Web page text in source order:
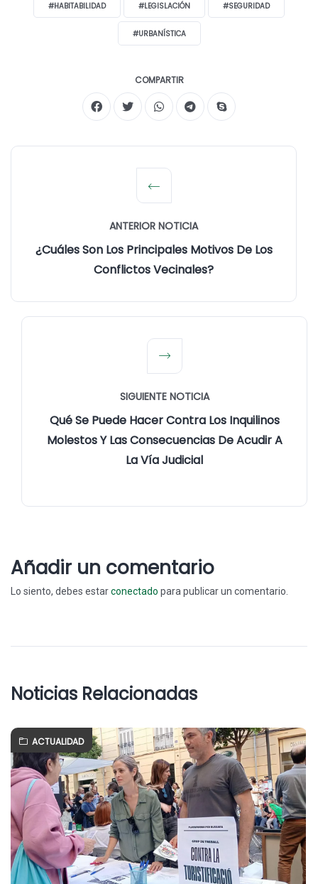
#HABITABILIDAD #LEGISLACIÓN #SEGURIDAD
#URBANÍSTICA
COMPARTIR
ANTERIOR NOTICIA
¿Cuáles Son Los Principales Motivos De Los
Conflictos Vecinales?
SIGUIENTE NOTICIA
Qué Se Puede Hacer Contra Los Inquilinos
Molestos Y Las Consecuencias De Acudir A
La Vía Judicial
Añadir un comentario
Lo siento, debes estarconectado para publicar un comentario.
Noticias Relacionadas
ACTUALIDAD